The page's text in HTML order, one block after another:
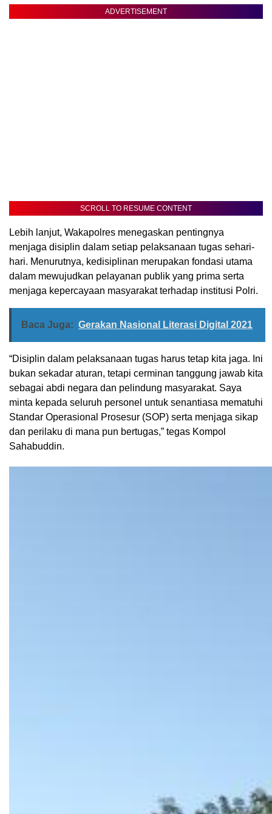
ADVERTISEMENT
SCROLL TO RESUME CONTENT
Lebih lanjut, Wakapolres menegaskan pentingnya
menjaga disiplin dalam setiap pelaksanaan tugas sehari-
hari. Menurutnya, kedisiplinan merupakan fondasi utama
dalam mewujudkan pelayanan publik yang prima serta
menjaga kepercayaan masyarakat terhadap institusi Polri.
Baca Juga: Gerakan Nasional Literasi Digital 2021
“Disiplin dalam pelaksanaan tugas harus tetap kita jaga. Ini
bukan sekadar aturan, tetapi cerminan tanggung jawab kita
sebagai abdi negara dan pelindung masyarakat. Saya
minta kepada seluruh personel untuk senantiasa mematuhi
Standar Operasional Prosesur (SOP) serta menjaga sikap
dan perilaku di mana pun bertugas,” tegas Kompol
Sahabuddin.